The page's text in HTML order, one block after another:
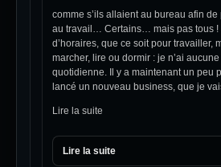
comme s’ils allaient au bureau afin de
au travail… Certains… mais pas tous !
d’horaires, que ce soit pour travailler,
marcher, lire ou dormir : je n’ai
quotidienne. Il y a maintenant un peu
lancé un nouveau business, que je
Lire la suite
Lire la suite